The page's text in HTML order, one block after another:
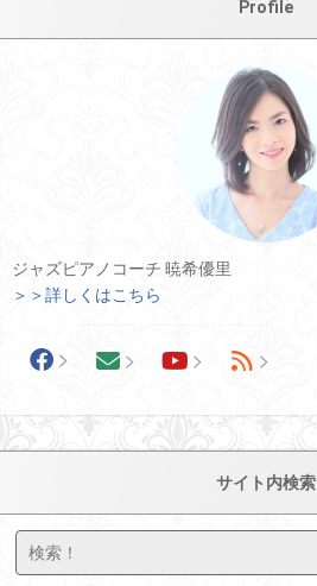
Profile
ジャズピアノコーチ 暁希優里
＞＞詳しくはこちら
サイト内検索